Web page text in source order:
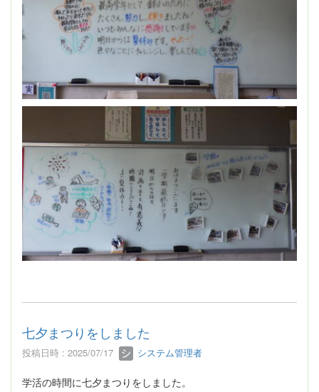
七夕まつりをしました
投稿日時 : 2025/07/17 システム管理者
学活の時間に七夕まつりをしました。